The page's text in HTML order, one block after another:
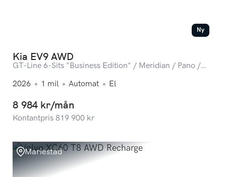
Ny
Kia EV9 AWD
GT-Line 6-Sits "Business Edition" / Meridian / Pano /
2026
1 mil Automat El
8 984 kr/mån
Kontantpris 819 900 kr
Mariestad